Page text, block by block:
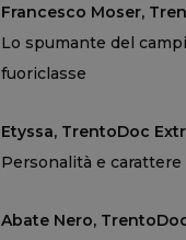
Francesco Moser,
Lo spumante del
fuoriclasse
Etyssa, TrentoDoc
Personalità e
Abate Nero,